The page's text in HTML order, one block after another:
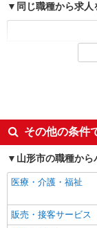
同じ職種から求人
英語が活かせる
日払い
交通費支給
社員登用あり
その他の条件
山形市の職種か
医療・介護・福祉
販売・接客サービス